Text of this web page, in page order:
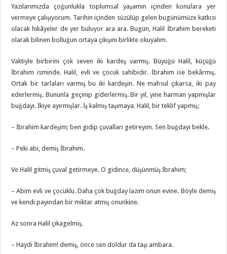
Yazılarımızda çoğunlukla toplumsal yaşamın içinden konulara yer
vermeye çalışıyorum. Tarihin içinden süzülüp gelen bugünümüze katkısı
olacak hikâyeler de yer buluyor ara ara. Bugün, Halil İbrahim bereketi
olarak bilinen bolluğun ortaya çıkışını birlikte okuyalım.
Vaktiyle birbirini çok seven iki kardeş varmış. Büyüğü Halil, küçüğü
İbrahim isminde. Halil, evli ve çocuk sahibidir. İbrahim ise bekârmış.
Ortak bir tarlaları varmış bu iki kardeşin. Ne mahsul çıkarsa, iki pay
ederlermiş. Bununla geçinip giderlermiş. Bir yıl, yine harman yapmışlar
buğdayı. İkiye ayırmışlar. İş kalmış taşımaya. Halil, bir teklif yapmış;
– İbrahim kardeşim; ben gidip çuvalları getireyim. Sen buğdayı bekle.
– Peki abi, demiş İbrahim.
Ve Halil gitmiş çuval getirmeye. O gidince, düşünmüş İbrahim;
– Abim evli ve çocuklu. Daha çok buğday lazım onun evine. Böyle demiş
ve kendi payından bir miktar atmış onunkine.
Az sonra Halil çıkagelmiş.
– Haydi İbrahim! demiş, önce sen doldur da taşı ambara.